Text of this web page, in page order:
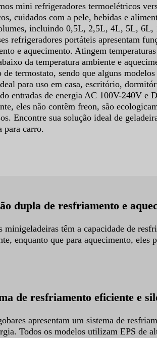
mini refrigeradores termoelétricos
cuidados com a pele, bebidas e
incluindo 0,5L, 2,5L, 4L, 5L,
refrigeradores portáteis apresentam
e aquecimento. Atingem
da temperatura ambiente e
de termostato, sendo que alguns
para uso em casa, escritório,
entradas de energia AC 100V-240V e
eles não contêm freon, são
Encontre sua solução ideal de
para carro.
dupla de resfriamento e
minigeladeiras têm a capacidade de
enquanto que para aquecimento,
de resfriamento eficiente e
apresentam um sistema de
Todos os modelos utilizam EPS de